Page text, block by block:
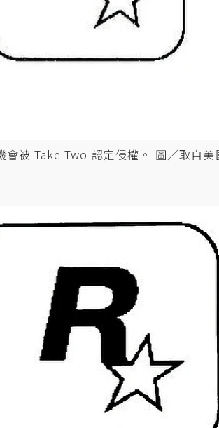
被 Take-Two 認定侵權。 圖／取自美